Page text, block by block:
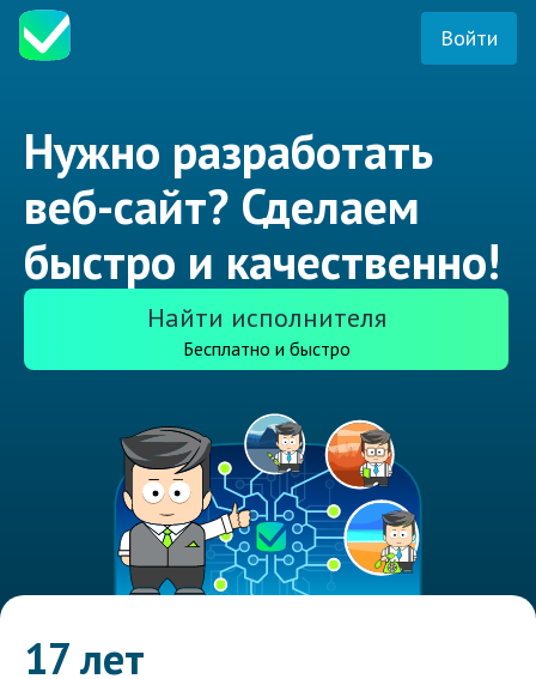
Войти
Нужно разработать
веб-сайт? Сделаем
быстро и качественно!
Найти исполнителя
Бесплатно и быстро
17 лет